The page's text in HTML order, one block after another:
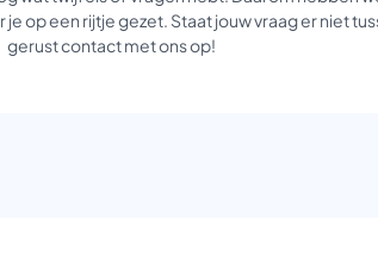
op een rijtje gezet. Staat jouw vraag er niet
gerust contact met ons op!